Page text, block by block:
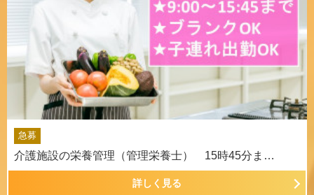
急募
介護施設の栄養管理（管理栄養士） 15時45分ま…
詳しく見る